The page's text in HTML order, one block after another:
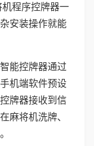
程序控牌器一
安装操作就能
能控牌器通过
机端软件预设
牌器接收到信
麻将机洗牌、